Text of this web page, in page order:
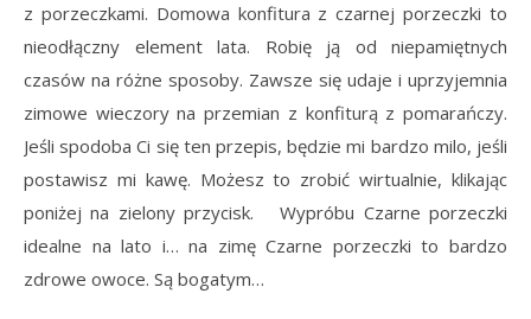
z porzeczkami. Domowa konfitura z czarnej porzeczki to
nieodłączny element lata. Robię ją od niepamiętnych
czasów na różne sposoby. Zawsze się udaje i uprzyjemnia
zimowe wieczory na przemian z konfiturą z pomarańczy.
Jeśli spodoba Ci się ten przepis, będzie mi bardzo milo, jeśli
postawisz mi kawę. Możesz to zrobić wirtualnie, klikając
poniżej na zielony przycisk. Wypróbu Czarne porzeczki
idealne na lato i… na zimę Czarne porzeczki to bardzo
zdrowe owoce. Są bogatym…